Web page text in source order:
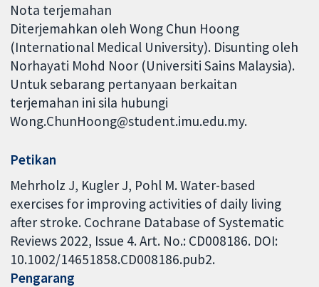
Nota terjemahan
Diterjemahkan oleh Wong Chun Hoong
(International Medical University). Disunting oleh
Norhayati Mohd Noor (Universiti Sains Malaysia).
Untuk sebarang pertanyaan berkaitan
terjemahan ini sila hubungi
Wong.ChunHoong@student.imu.edu.my.
Petikan
Mehrholz J, Kugler J, Pohl M. Water-based
exercises for improving activities of daily living
after stroke. Cochrane Database of Systematic
Reviews 2022, Issue 4. Art. No.: CD008186. DOI:
10.1002/14651858.CD008186.pub2.
Pengarang